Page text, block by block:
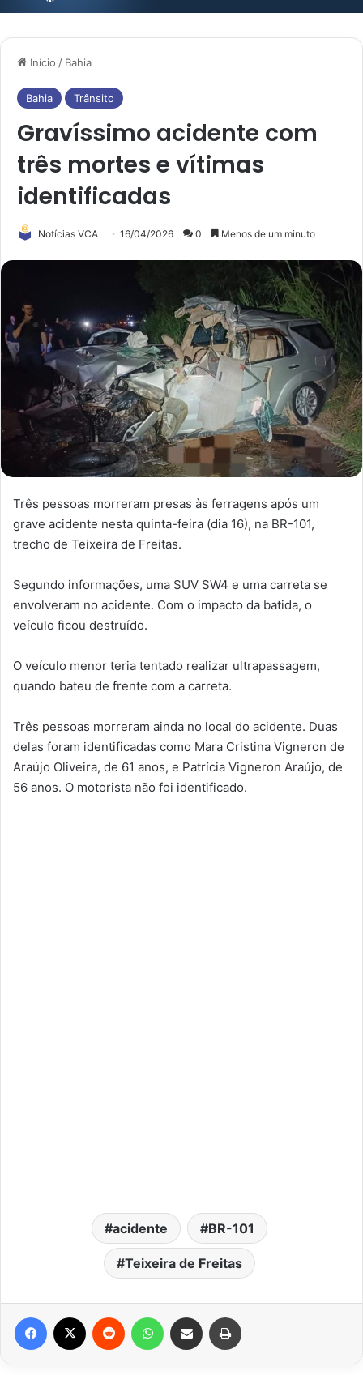
Início / Bahia
Bahia Trânsito
Gravíssimo acidente com
três mortes e vítimas
identificadas
Notícias VCA 16/04/2026 0 Menos de um minuto
Três pessoas morreram presas às ferragens após um
grave acidente nesta quinta-feira (dia 16), na BR-101,
trecho de Teixeira de Freitas.
Segundo informações, uma SUV SW4 e uma carreta se
envolveram no acidente. Com o impacto da batida, o
veículo ficou destruído.
O veículo menor teria tentado realizar ultrapassagem,
quando bateu de frente com a carreta.
Três pessoas morreram ainda no local do acidente. Duas
delas foram identificadas como Mara Cristina Vigneron de
Araújo Oliveira, de 61 anos, e Patrícia Vigneron Araújo, de
56 anos. O motorista não foi identificado.
acidente BR-101
Teixeira de Freitas
Facebook Reddit WhatsAppCompartilhar via e-mail